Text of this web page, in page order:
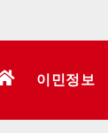
이민정보